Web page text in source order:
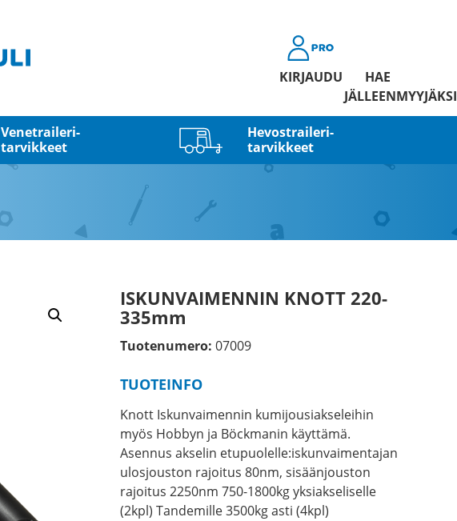
KIRJAUDU
HAE
JÄLLEENMYYJÄKSI
Venetraileri­
tarvikkeet
Hevostraileri­
tarvikkeet
ISKUNVAIMENNIN KNOTT 220-
335mm
Tuotenumero: 07009
TUOTEINFO
Knott Iskunvaimennin kumijousiakseleihin
myös Hobbyn ja Böckmanin käyttämä.
Asennus akselin etupuolelle:iskunvaimentajan
ulosjouston rajoitus 80nm, sisäänjouston
rajoitus 2250nm 750-1800kg yksiakseliselle
(2kpl) Tandemille 3500kg asti (4kpl)